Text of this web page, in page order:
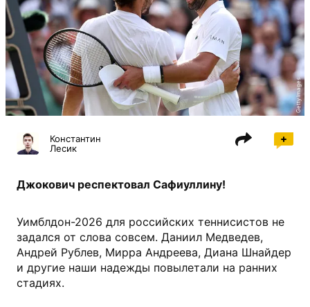
Getty Images
Константин
Лесик
Джокович респектовал Сафиуллину!
Уимблдон-2026 для российских теннисистов не
задался от слова совсем. Даниил Медведев,
Андрей Рублев, Мирра Андреева, Диана Шнайдер
и другие наши надежды повылетали на ранних
стадиях.